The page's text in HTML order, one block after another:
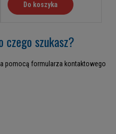
Do koszyka
czego szukasz?
pomocą formularza kontaktowego